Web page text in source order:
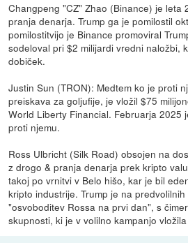
Changpeng "CZ" Zhao (Binance) je leta
pranja denarja. Trump ga je pomilostil
pomilostitvijo je Binance promoviral
sodeloval pri $2 milijardi vredni naložbi,
dobiček.
Justin Sun (TRON): Medtem ko je proti
preiskava za goljufije, je vložil $75
World Liberty Financial. Februarja 2025
proti njemu.
Ross Ulbricht (Silk Road) obsojen na
z drogo & pranja denarja prek kripto
takoj po vrnitvi v Belo hišo, kar je bil
kripto industrije. Trump je na
"osvoboditev Rossa na prvi dan", s
skupnosti, ki je v volilno kampanjo